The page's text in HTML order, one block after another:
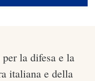
la difesa e la
italiana e della